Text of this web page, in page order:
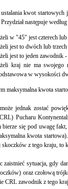
kwot startowych
następuje
w "45" jest czterech
jest to dwóch lub
jest to jeden zawodnik
kraj nie ma swojego
w wysokości
maksymalna kwota
jednak zostać
Pucharu
bierze się pod uwagę
kwota
skoczków z tego kraju, to
zaistnieć sytuacja, gdy
oraz czołową
CRL zawodnik z tego